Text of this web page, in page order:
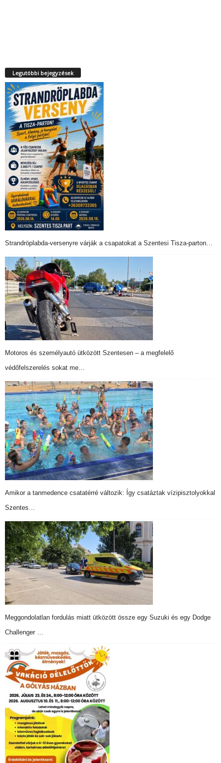
Legutóbbi bejegyzések
Strandröplabda-versenyre várják a csapatokat a Szentesi Tisza-parton…
Motoros és személyautó ütközött Szentesen – a megfelelő
védőfelszerelés sokat me…
Amikor a tanmedence csatatérré változik: Így csatáztak vízipisztolyokkal
Szentes…
Meggondolatlan fordulás miatt ütközött össze egy Suzuki és egy Dodge
Challenger …